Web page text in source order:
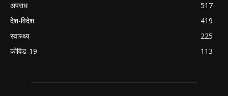
अपराध
517
देश-विदेश
419
स्वास्थ्य
225
कोविड-19
113